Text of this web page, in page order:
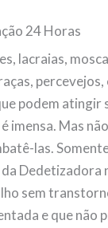
24 Horas
lacraias,
podem atingir
imensa. Mas
las.
Dedetizadora
sem
e que não